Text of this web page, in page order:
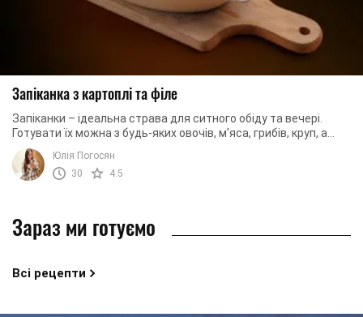
Запіканка з картоплі та філе
Запіканки – ідеальна страва для ситного обіду та вечері.
Готувати їх можна з будь-яких овочів, м'яса, грибів, круп, а
також макаронів і бобових.
Юлія Погосян
30
4.5
Зараз ми готуємо
Всі рецепти